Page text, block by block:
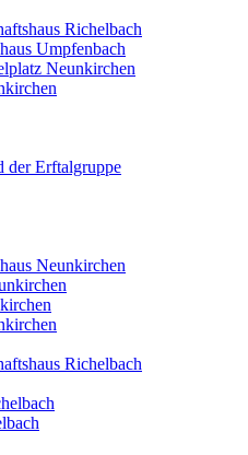
Richelbach
Umpfenbach
Neunkirchen
der Erftalgruppe
Neunkirchen
Richelbach